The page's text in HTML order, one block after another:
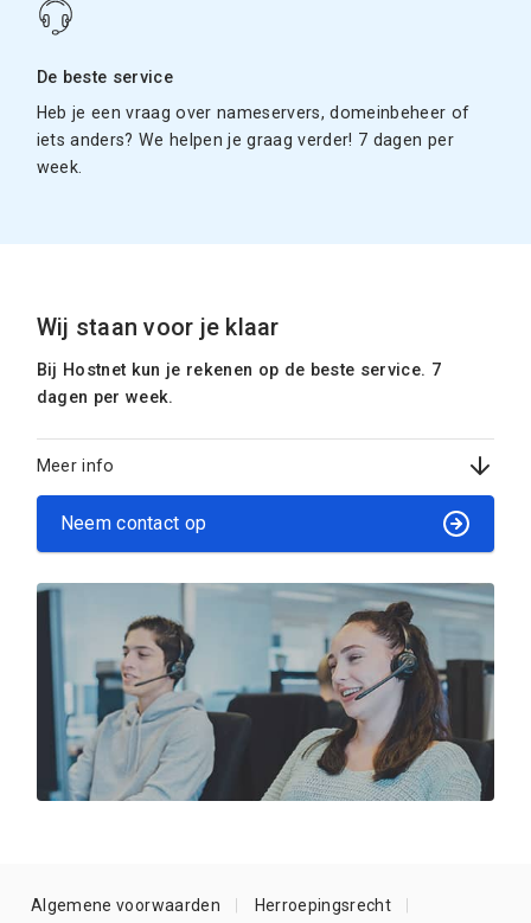
De beste service
Heb je een vraag over nameservers, domeinbeheer of
iets anders? We helpen je graag verder! 7 dagen per
week.
Wij staan voor je klaar
Bij Hostnet kun je rekenen op de beste service. 7
dagen per week.
Meer info
Neem contact op
Algemene voorwaarden Herroepingsrecht